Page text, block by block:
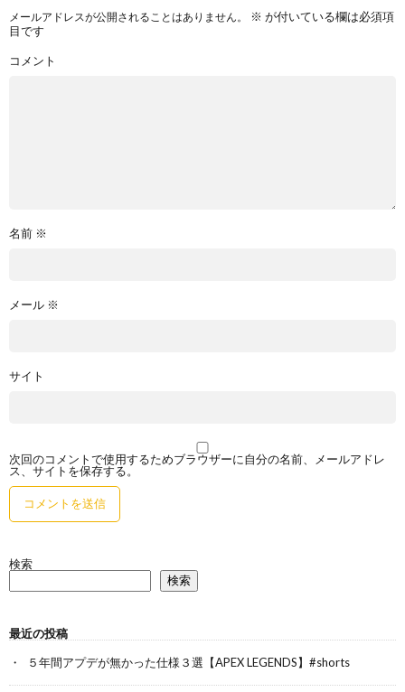
メールアドレスが公開されることはありません。 ※ が付いている欄は必須項
目です
コメント
名前 ※
メール ※
サイト
次回のコメントで使用するためブラウザーに自分の名前、メールアドレ
ス、サイトを保存する。
検索
検索
最近の投稿
５年間アプデが無かった仕様３選【APEX LEGENDS】#shorts